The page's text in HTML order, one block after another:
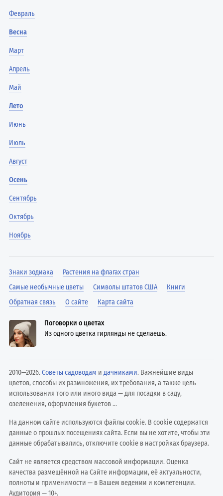
Февраль
Весна
Март
Апрель
Май
Лето
Июнь
Июль
Август
Осень
Сентябрь
Октябрь
Ноябрь
Знаки зодиака
Растения на флагах стран
Самые необычные цветы
Символы штатов США
Книги
Обратная связь
О сайте Карта сайта
Поговорки о цветах
Из одного цветка гирлянды не сделаешь.
2010—2026.Советы садоводам идачниками. Важнейшие виды
цветов, способы их размножения, их требования, а также цель
использования того или иного вида — для посадки в саду,
озеленения, оформления букетов ...
На данном сайте используются файлы cookie. В cookie содержатся
данные о прошлых посещениях сайта. Если вы не хотите, чтобы эти
данные обрабатывались, отключите cookie в настройках браузера.
Сайт не является средством массовой информации. Оценка
качества размещённой на Сайте информации, её актуальности,
полноты и применимости — в Вашем ведении и компетенции.
Аудитория — 10+.